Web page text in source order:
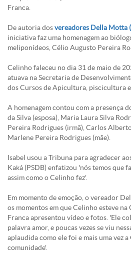
Franca.
De autoria dosvereadores Della Motta
iniciativa faz uma homenagem ao
meliponídeos, Célio Augusto Pereira
Celinho faleceu no dia 31 de maio de
atuava na Secretaria de
dos Cursos de Apicultura, piscicultura
A homenagem contou com a presença
da Silva (esposa), Maria Laura Silva
Pereira Rodrigues (irmã), Carlos
Marlene Pereira Rodrigues (mãe).
Isabel usou a Tribuna para agradecer
Kaká (PSDB) enfatizou 'nós temos que
assim como o Celinho fez'.
Em momento de emoção, o vereador
os momentos em que Celinho esteve
Franca apresentou vídeo e fotos. 'Ele
palavra amor, e poucas vezes se viu
aplaudida como ele foi e mais uma vez
comunidade'.